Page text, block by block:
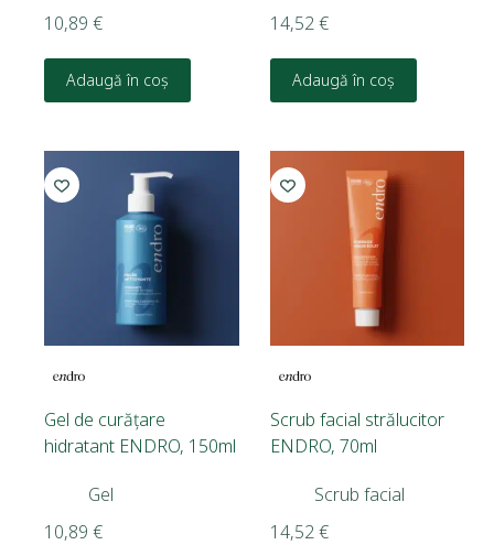
10,89 €
Adaugă în coș
14,52€
Adaugă în coș
Gel de curățare
hidratant ENDRO, 150ml
Gel
10,89 €
Scrub facial strălucitor
ENDRO, 70ml
Scrub facial
14,52€